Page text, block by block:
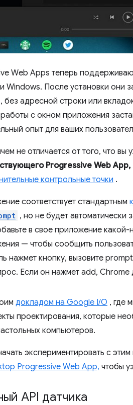
Web Apps теперь
После установки они
, без адресной строки или
с окном приложения
опыт для ваших
не отличается от того, что вы
Progressive Web
контрольные точки .
соответствует стандартным
, но не будет автоматически
в свое приложение
— чтобы сообщить
нажмет кнопку, вызовите
Если он нажмет add, Chrome
докладом на Google I/O , где
проектирования, которые
компьютеров.
экспериментировать с
Progressive Web App, чтобы
API датчика